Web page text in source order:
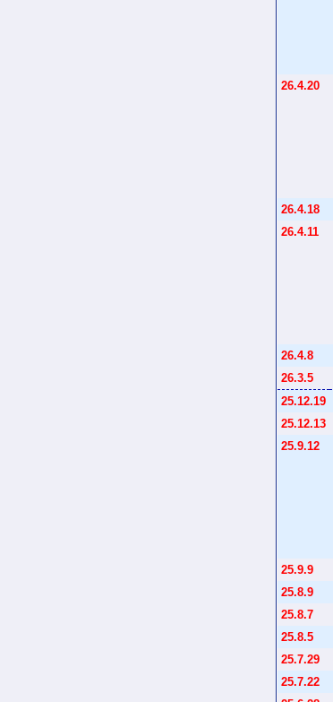
26.4.20
26.4.18
26.4.11
26.4.8
26.3.5
25.12.19
25.12.13
25.9.12
25.9.9
25.8.9
25.8.7
25.8.5
25.7.29
25.7.22